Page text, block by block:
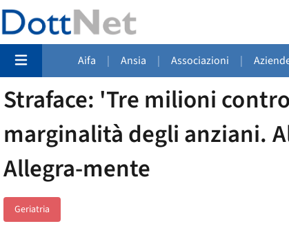
Aifa | Ansia | Associazioni |
Straface: 'Tre milioni
marginalità degli anziani.
Allegra-mente
Geriatria